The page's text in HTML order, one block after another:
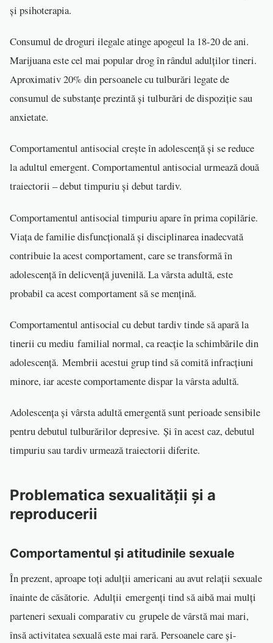
și psihoterapia.
Consumul de droguri ilegale atinge apogeul la 18-20 de ani.
Marijuana este cel mai popular drog în rândul adulților tineri.
Aproximativ 20% din persoanele cu tulburări legate de
consumul de substanțe prezintă și tulburări de dispoziție sau
anxietate.
Comportamentul antisocial crește în adolescență și se reduce
la adultul emergent. Comportamentul antisocial urmează două
traiectorii – debut timpuriu și debut tardiv.
Comportamentul antisocial timpuriu apare în prima copilărie.
Viața de familie disfuncțională și disciplinarea inadecvată
contribuie la acest comportament, care se transformă în
adolescență în delicvență juvenilă. La vârsta adultă, este
probabil ca acest comportament să se mențină.
Comportamentul antisocial cu debut tardiv tinde să apară la
tinerii cu mediu familial normal, ca reacție la schimbările din
adolescență. Membrii acestui grup tind să comită infracțiuni
minore, iar aceste comportamente dispar la vârsta adultă.
Adolescența și vârsta adultă emergentă sunt perioade sensibile
pentru debutul tulburărilor depresive. Și în acest caz, debutul
timpuriu sau tardiv urmează traiectorii diferite.
Problematica sexualității și a
reproducerii
Comportamentul și atitudinile sexuale
În prezent, aproape toți adulții americani au avut relații sexuale
înainte de căsătorie. Adulții emergenți tind să aibă mai mulți
parteneri sexuali comparativ cu grupele de vârstă mai mari,
însă activitatea sexuală este mai rară. Persoanele care și-